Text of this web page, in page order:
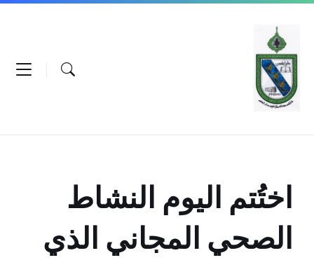
Skip
content
Skip
navigation
Skip
اختُتم اليوم النشاط
الصحي المجاني الذي